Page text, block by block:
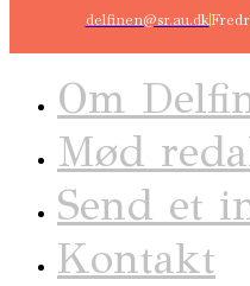
delfinen@sr.au.dk
Om
Mød
Send et
Kontakt